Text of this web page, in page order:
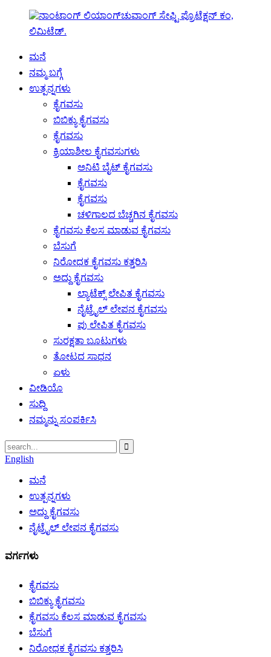
ಮನೆ
ನಮ್ಮ ಬಗ್ಗೆ
ಉತ್ಪನ್ನಗಳು
ಕೈಗವಸು
ಬಿಬಿಕ್ಯು ಕೈಗವಸು
ಕೈಗವಸು
ಕ್ರಿಯಾಶೀಲ ಕೈಗವಸುಗಳು
ಅನಿಟಿ ಬೈಟ್ ಕೈಗವಸು
ಕೈಗವಸು
ಕೈಗವಸು
ಚಳಿಗಾಲದ ಬೆಚ್ಚಗಿನ ಕೈಗವಸು
ಕೈಗವಸು ಕೆಲಸ ಮಾಡುವ ಕೈಗವಸು
ಬೆಸುಗೆ
ನಿರೋಧಕ ಕೈಗವಸು ಕತ್ತರಿಸಿ
ಅದ್ದು ಕೈಗವಸು
ಲ್ಯಾಟೆಕ್ಸ್ ಲೇಪಿತ ಕೈಗವಸು
ನೈಟ್ರೈಲ್ ಲೇಪನ ಕೈಗವಸು
ಪು ಲೇಪಿತ ಕೈಗವಸು
ಸುರಕ್ಷತಾ ಬೂಟುಗಳು
ತೋಟದ ಸಾಧನ
ಏಳು
ವೀಡಿಯೊ
ಸುದ್ದಿ
ನಮ್ಮನ್ನು ಸಂಪರ್ಕಿಸಿ
English
ಮನೆ
ಉತ್ಪನ್ನಗಳು
ಅದ್ದು ಕೈಗವಸು
ನೈಟ್ರೈಲ್ ಲೇಪನ ಕೈಗವಸು
ವರ್ಗಗಳು
ಕೈಗವಸು
ಬಿಬಿಕ್ಯು ಕೈಗವಸು
ಕೈಗವಸು ಕೆಲಸ ಮಾಡುವ ಕೈಗವಸು
ಬೆಸುಗೆ
ನಿರೋಧಕ ಕೈಗವಸು ಕತ್ತರಿಸಿ